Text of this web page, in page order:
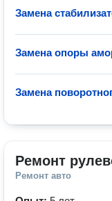
Замена
Замена опоры
Замена
Ремонт
Ремонт авто